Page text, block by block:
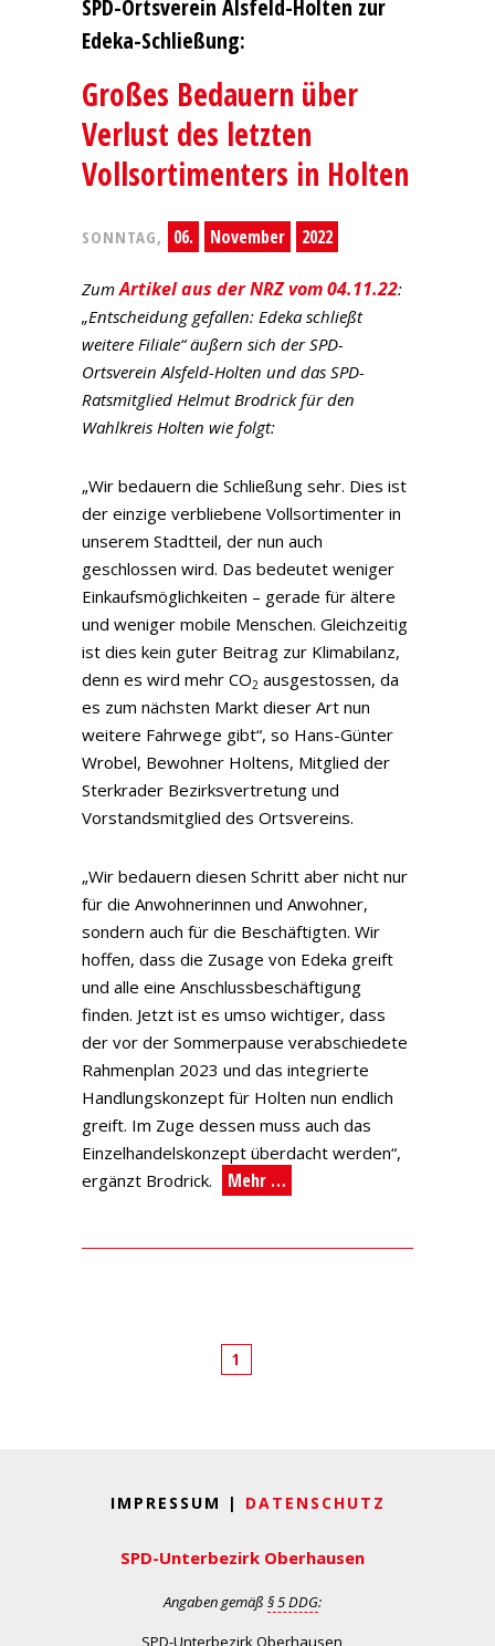
SPD-Ortsverein Alsfeld-Holten zur
Edeka-Schließung:
Großes Bedauern über
Verlust des letzten
Vollsortimenters in Holten
SONNTAG, 06. November 2022
ZumArtikel aus der NRZ vom 04.11.22:
„Entscheidung gefallen: Edeka schließt
weitere Filiale“ äußern sich der SPD-
Ortsverein Alsfeld-Holten und das SPD-
Ratsmitglied Helmut Brodrick für den
Wahlkreis Holten wie folgt:
„Wir bedauern die Schließung sehr. Dies ist
der einzige verbliebene Vollsortimenter in
unserem Stadtteil, der nun auch
geschlossen wird. Das bedeutet weniger
Einkaufsmöglichkeiten – gerade für ältere
und weniger mobile Menschen. Gleichzeitig
ist dies kein guter Beitrag zur Klimabilanz,
denn es wird mehr CO2 ausgestossen, da
es zum nächsten Markt dieser Art nun
weitere Fahrwege gibt“, so Hans-Günter
Wrobel, Bewohner Holtens, Mitglied der
Sterkrader Bezirksvertretung und
Vorstandsmitglied des Ortsvereins.
„Wir bedauern diesen Schritt aber nicht nur
für die Anwohnerinnen und Anwohner,
sondern auch für die Beschäftigten. Wir
hoffen, dass die Zusage von Edeka greift
und alle eine Anschlussbeschäftigung
finden. Jetzt ist es umso wichtiger, dass
der vor der Sommerpause verabschiedete
Rahmenplan 2023 und das integrierte
Handlungskonzept für Holten nun endlich
greift. Im Zuge dessen muss auch das
Einzelhandelskonzept überdacht werden“,
ergänzt Brodrick.
Mehr …
1
IMPRESSUM | DATENSCHUTZ
SPD-Unterbezirk Oberhausen
Angaben gemäß § 5 DDG:
SPD-Unterbezirk Oberhausen